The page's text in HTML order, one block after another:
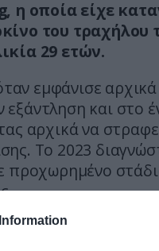
η οποία είχε
του τραχήλου
29 ετών.
εμφάνισε αρχικά
και στο
αρχικά να
Το 2023
προχωρημένο
να μοιράζεται